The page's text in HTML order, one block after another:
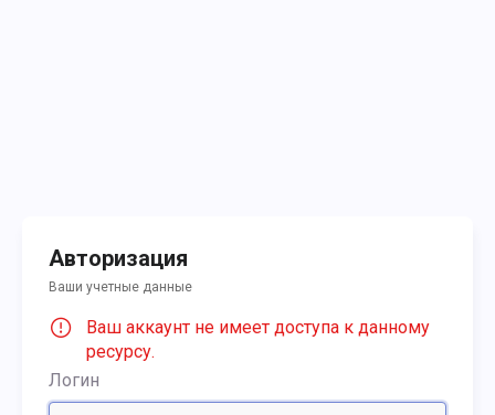
Авторизация
Ваши учетные данные
Ваш аккаунт не имеет доступа к данному
ресурсу.
Логин